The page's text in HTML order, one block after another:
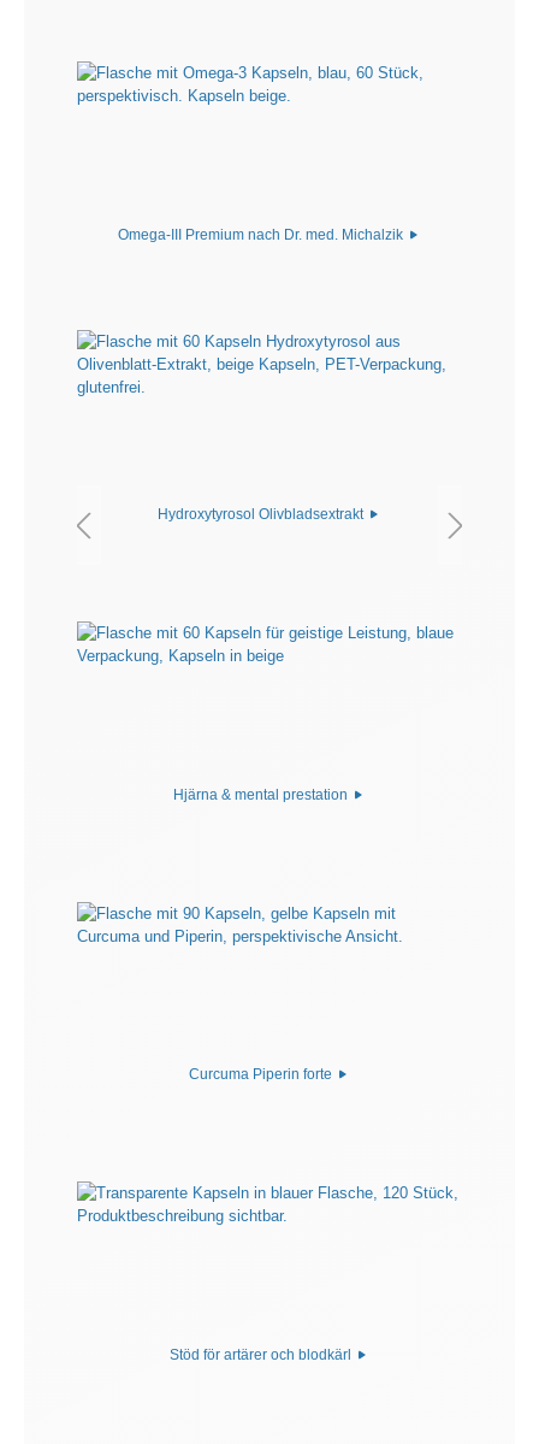
Omega-III Premium nach Dr. med. Michalzik
Hydroxytyrosol Olivbladsextrakt
Hjärna & mental prestation
Curcuma Piperin forte
Stöd för artärer och blodkärl